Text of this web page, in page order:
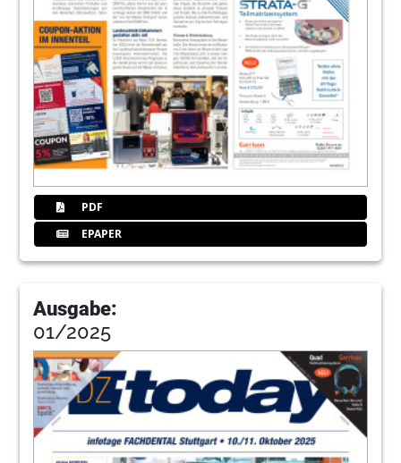
PDF
EPAPER
Ausgabe:
01/2025